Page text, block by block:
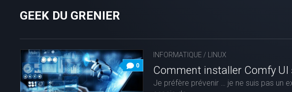
GEEK DU GRENIER
0
INFORMATIQUE / LINUX
Comment installer Comfy UI
Je préfère prévenir … je ne suis pas un